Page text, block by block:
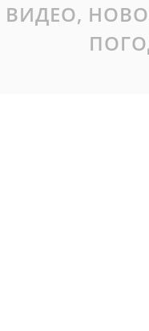
ВИДЕО,